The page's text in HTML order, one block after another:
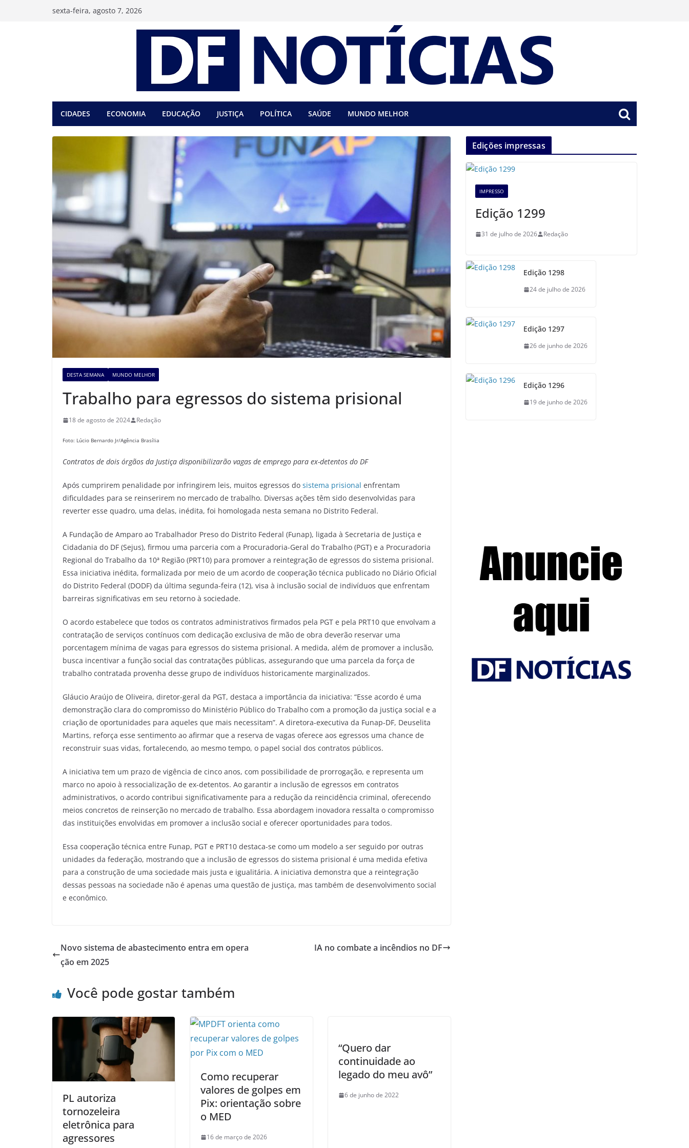
sexta-feira, agosto 7, 2026
CIDADES ECONOMIA EDUCAÇÃO JUSTIÇA POLÍTICA SAÚDE MUNDO MELHOR
DESTA SEMANA MUNDO MELHOR
Trabalho para egressos do sistema prisional
18 de agosto de 2024 Redação
Foto: Lúcio Bernardo Jr/Agência Brasília
Contratos de dois órgãos da Justiça disponibilizarão vagas de emprego para ex-detentos do DF
Após cumprirem penalidade por infringirem leis, muitos egressos do sistema prisional enfrentam
dificuldades para se reinserirem no mercado de trabalho. Diversas ações têm sido desenvolvidas para
reverter esse quadro, uma delas, inédita, foi homologada nesta semana no Distrito Federal.
A Fundação de Amparo ao Trabalhador Preso do Distrito Federal (Funap), ligada à Secretaria de Justiça e
Cidadania do DF (Sejus), firmou uma parceria com a Procuradoria-Geral do Trabalho (PGT) e a Procuradoria
Regional do Trabalho da 10ª Região (PRT10) para promover a reintegração de egressos do sistema prisional.
Essa iniciativa inédita, formalizada por meio de um acordo de cooperação técnica publicado no Diário Oficial
do Distrito Federal (DODF) da última segunda-feira (12), visa à inclusão social de indivíduos que enfrentam
barreiras significativas em seu retorno à sociedade.
O acordo estabelece que todos os contratos administrativos firmados pela PGT e pela PRT10 que envolvam a
contratação de serviços contínuos com dedicação exclusiva de mão de obra deverão reservar uma
porcentagem mínima de vagas para egressos do sistema prisional. A medida, além de promover a inclusão,
busca incentivar a função social das contratações públicas, assegurando que uma parcela da força de
trabalho contratada provenha desse grupo de indivíduos historicamente marginalizados.
Gláucio Araújo de Oliveira, diretor-geral da PGT, destaca a importância da iniciativa: “Esse acordo é uma
demonstração clara do compromisso do Ministério Público do Trabalho com a promoção da justiça social e a
criação de oportunidades para aqueles que mais necessitam”. A diretora-executiva da Funap-DF, Deuselita
Martins, reforça esse sentimento ao afirmar que a reserva de vagas oferece aos egressos uma chance de
reconstruir suas vidas, fortalecendo, ao mesmo tempo, o papel social dos contratos públicos.
A iniciativa tem um prazo de vigência de cinco anos, com possibilidade de prorrogação, e representa um
marco no apoio à ressocialização de ex-detentos. Ao garantir a inclusão de egressos em contratos
administrativos, o acordo contribui significativamente para a redução da reincidência criminal, oferecendo
meios concretos de reinserção no mercado de trabalho. Essa abordagem inovadora ressalta o compromisso
das instituições envolvidas em promover a inclusão social e oferecer oportunidades para todos.
Essa cooperação técnica entre Funap, PGT e PRT10 destaca-se como um modelo a ser seguido por outras
unidades da federação, mostrando que a inclusão de egressos do sistema prisional é uma medida efetiva
para a construção de uma sociedade mais justa e igualitária. A iniciativa demonstra que a reintegração
dessas pessoas na sociedade não é apenas uma questão de justiça, mas também de desenvolvimento social
e econômico.
Novo sistema de abastecimento entra em opera
ção em 2025
IA no combate a incêndios no DF
Você pode gostar também
PL autoriza
tornozeleira
eletrônica para
agressores
Como recuperar
valores de golpes em
Pix: orientação sobre
o MED
16 de março de 2026
“Quero dar
continuidade ao
legado do meu avô”
6 de junho de 2022
Edições impressas
IMPRESSO
Edição 1299
31 de julho de 2026 Redação
Edição 1298
24 de julho de 2026
Edição 1297
26 de junho de 2026
Edição 1296
19 de junho de 2026